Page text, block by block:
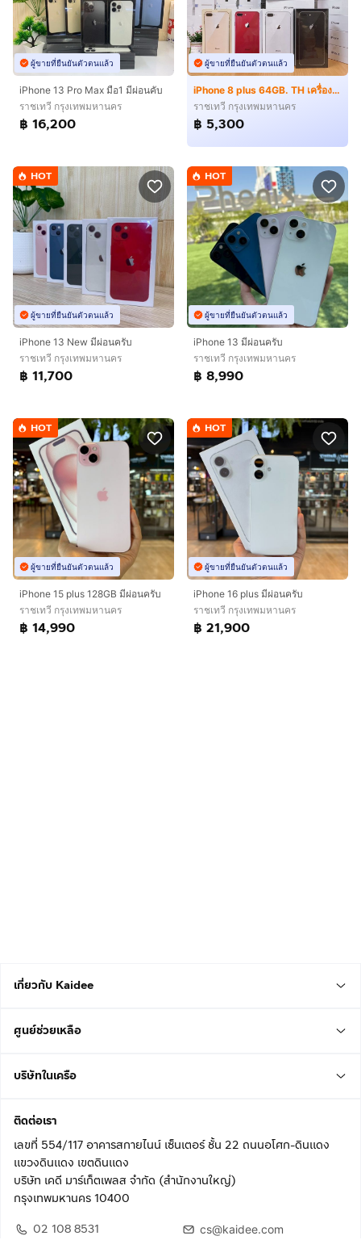
ผู้ขายที่ยืนยันตัวตนแล้ว
iPhone 13 Pro Max มือ1 มีผ่อนคับ
ราชเทวี กรุงเทพมหานคร
฿ 16,200
ผู้ขายที่ยืนยันตัวตนแล้ว
iPhone 8 plus 64GB. TH เครื่องใหม่ สด ผ่อน
ราชเทวี กรุงเทพมหานคร
฿ 5,300
HOT
ผู้ขายที่ยืนยันตัวตนแล้ว
iPhone 13 New มีผ่อนครับ
ราชเทวี กรุงเทพมหานคร
฿ 11,700
HOT
ผู้ขายที่ยืนยันตัวตนแล้ว
iPhone 13 มีผ่อนครับ
ราชเทวี กรุงเทพมหานคร
฿ 8,990
HOT
ผู้ขายที่ยืนยันตัวตนแล้ว
iPhone 15 plus 128GB มีผ่อนครับ
ราชเทวี กรุงเทพมหานคร
฿ 14,990
HOT
ผู้ขายที่ยืนยันตัวตนแล้ว
iPhone 16 plus มีผ่อนครับ
ราชเทวี กรุงเทพมหานคร
฿ 21,900
เกี่ยวกับ Kaidee
ศูนย์ช่วยเหลือ
บริษัทในเครือ
ติดต่อเรา
เลขที่ 554/117 อาคารสกายไนน์ เซ็นเตอร์ ชั้น 22 ถนนอโศก-ดินแดง
แขวงดินแดง เขตดินแดง
บริษัท เคดี มาร์เก็ตเพลส จำกัด (สำนักงานใหญ่)
กรุงเทพมหานคร 10400
02 108 8531
cs@kaidee.com